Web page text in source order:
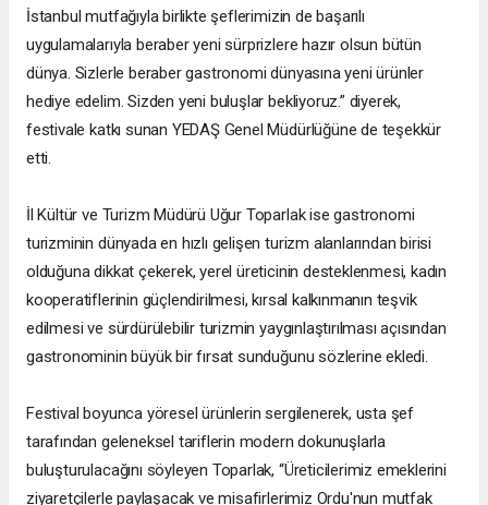
İstanbul mutfağıyla birlikte şeflerimizin de başarılı
uygulamalarıyla beraber yeni sürprizlere hazır olsun bütün
dünya. Sizlerle beraber gastronomi dünyasına yeni ürünler
hediye edelim. Sizden yeni buluşlar bekliyoruz.” diyerek,
festivale katkı sunan YEDAŞ Genel Müdürlüğüne de teşekkür
etti.
İl Kültür ve Turizm Müdürü Uğur Toparlak ise gastronomi
turizminin dünyada en hızlı gelişen turizm alanlarından birisi
olduğuna dikkat çekerek, yerel üreticinin desteklenmesi, kadın
kooperatiflerinin güçlendirilmesi, kırsal kalkınmanın teşvik
edilmesi ve sürdürülebilir turizmin yaygınlaştırılması açısından
gastronominin büyük bir fırsat sunduğunu sözlerine ekledi.
Festival boyunca yöresel ürünlerin sergilenerek, usta şef
tarafından geleneksel tariflerin modern dokunuşlarla
buluşturulacağını söyleyen Toparlak, “Üreticilerimiz emeklerini
ziyaretçilerle paylaşacak ve misafirlerimiz Ordu'nun mutfak